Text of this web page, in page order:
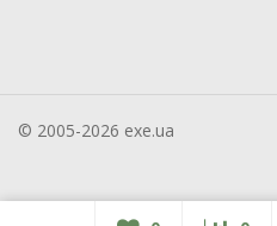
© 2005-2026 exe.ua